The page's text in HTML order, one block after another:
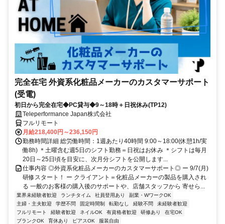
完全在宅 外資系化粧品メーカーのカスタマーサポート
(受電)
初日から完全在宅◆PC貸与◆9～18時＋日祝休み(TP12)
Teleperformance Japan株式会社
フルリモート
月給218,400円～236,150円
勤務時間詳細 総労働時間：1週あたり40時間 9:00～18:00(休憩1h/実
働8h) ＊土曜含む週5日のシフト勤務＝日祝はお休み ＊シフトは毎月
20日～25日頃を目安に、次月分シフトを公開します...
仕事内容 ◎外資系化粧品メーカーのカスタマーサポート◎ ー 9/7(月)
研修スタート！ ー クライアント＝化粧品メーカーの製品を購入され
る 一般のお客様の購入後のサポートや、店舗スタッフから 寄せら...
業界未経験者歓迎 ランチタイム 社員登用あり
副業・WワークOK
主婦・主夫歓迎
学歴不問 固定時間制 転勤なし 経験不問
未経験者歓迎
フルリモート
経験者歓迎 ネイルOK 有資格者歓迎 研修あり
在宅OK
ブランクOK
育休あり ピアスOK 服装自由